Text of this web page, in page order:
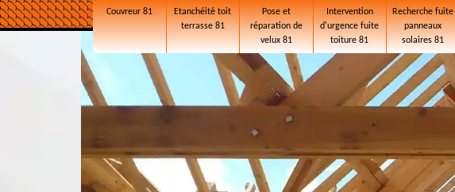
Couvreur 81
Etanchéité toit
terrasse 81
Pose et
réparation de
velux 81
Intervention
d'urgence fuite
toiture 81
Recherche fuite
panneaux
solaires 81